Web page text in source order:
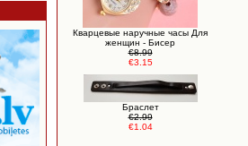
Кварцевые наручные часы Для
женщин - Бисер
€8.99
€3.15
Браслет
€2.99
€1.04